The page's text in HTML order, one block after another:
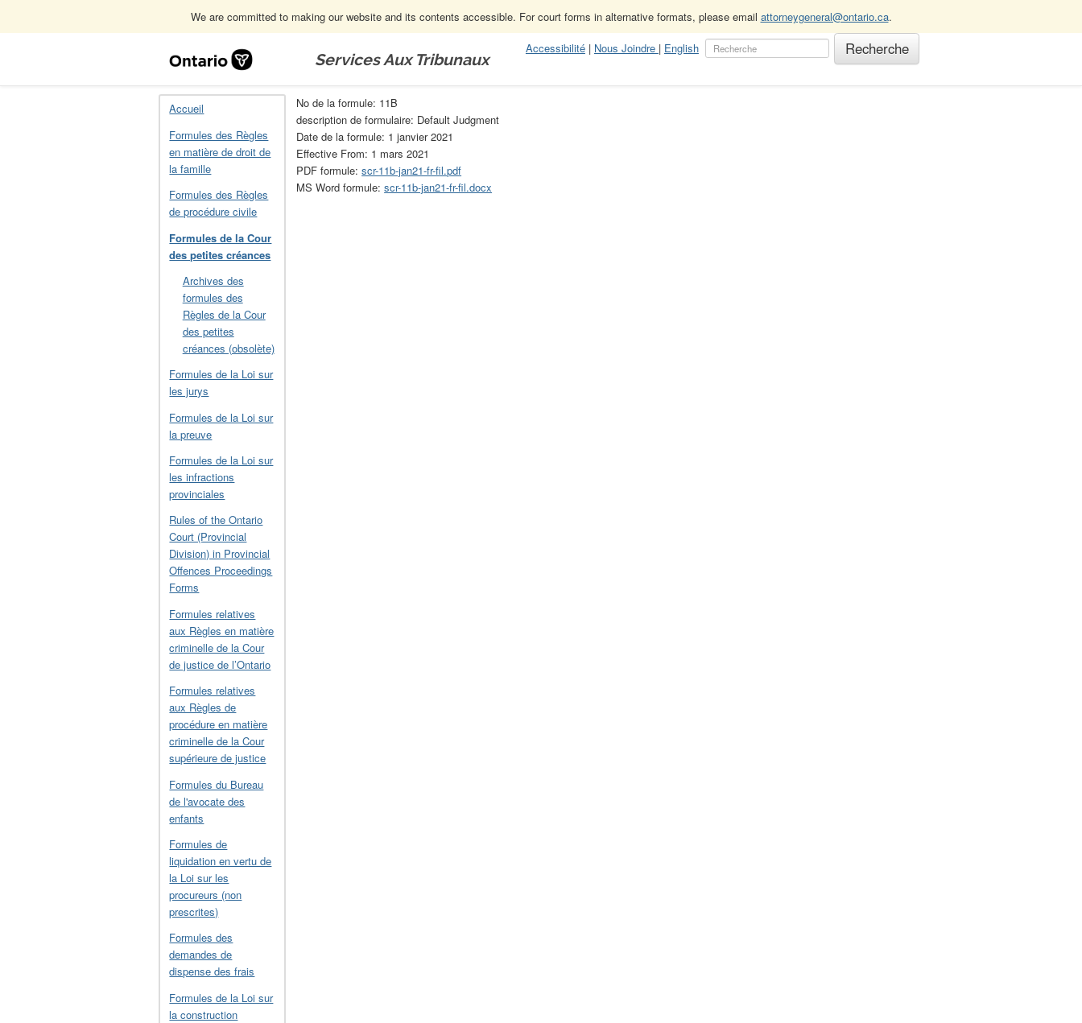
We are committed to making our website and its contents accessible. For court forms in alternative formats, please email attorneygeneral@ontario.ca.
Navigation
Services Aux Tribunaux
Accessibilité| Nous Joindre | English
Accueil
Formules de la Cour des petites créances 11B
Accueil
Formules des Règles
en matière de droit de
la famille
Formules des Règles
de procédure civile
Formules de la Cour
des petites créances
Archives des
formules des
Règles de la Cour
des petites
créances (obsolète)
Formules de la Loi sur
les jurys
Formules de la Loi sur
la preuve
Formules de la Loi sur
les infractions
provinciales
Rules of the Ontario
Court (Provincial
Division) in Provincial
Offences Proceedings
Forms
Formules relatives
aux Règles en matière
criminelle de la Cour
de justice de l’Ontario
Formules relatives
aux Règles de
procédure en matière
criminelle de la Cour
supérieure de justice
Formules du Bureau
de l'avocate des
enfants
Formules de
liquidation en vertu de
la Loi sur les
procureurs (non
prescrites)
Formules des
demandes de
dispense des frais
Formules de la Loi sur
la construction
No de la formule: 11B
description de formulaire: Default Judgment
Date de la formule: 1 janvier 2021
Effective From: 1 mars 2021
PDF formule:scr-11b-jan21-fr-fil.pdf
MS Word formule:scr-11b-jan21-fr-fil.docx